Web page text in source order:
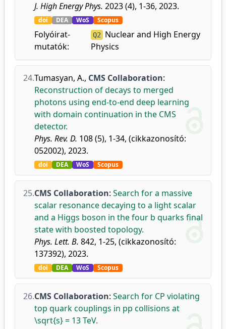
J. High Energy Phys. 2023 (4), 1-36, 2023.
doi DEA WoS Scopus
Folyóirat-
mutatók:
Q2
Nuclear and High Energy
Physics
24.Tumasyan, A., CMS Collaboration:
Reconstruction of decays to merged
photons using end-to-end deep learning
with domain continuation in the CMS
detector.
Phys. Rev. D. 108 (5), 1-34, (cikkazonosító:
052002), 2023.
doi DEA WoS Scopus
25.CMS Collaboration: Search for a massive
scalar resonance decaying to a light scalar
and a Higgs boson in the four b quarks final
state with boosted topology.
Phys. Lett. B. 842, 1-25, (cikkazonosító:
137392), 2023.
doi DEA WoS Scopus
26.CMS Collaboration: Search for CP violating
top quark couplings in pp collisions at
\sqrt{s} = 13 TeV.